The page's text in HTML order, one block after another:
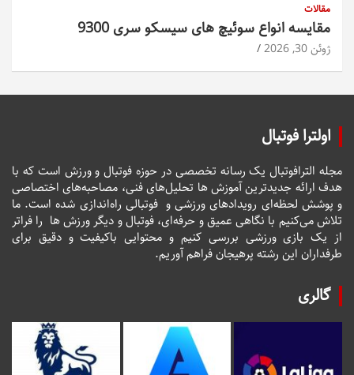
مقالات
مقایسه انواع سوئیچ های سیسکو سری 9300
ژوئن 30, 2026
اولترا فوتبال
مجله الترافوتبال یک رسانه تخصصی در حوزه فوتبال و ورزش است که با
هدف ارائه جدیدترین آموزش ها تحلیل‌های فنی، مصاحبه‌های اختصاصی
و پوشش لحظه‌ای رویدادهای ورزشی و فوتبالی راه‌اندازی شده است. ما
تلاش می‌کنیم با نگاهی عمیق و حرفه‌ای، فوتبال و دیگر ورزش ها را فراتر
از یک بازی ورزشی بررسی کنیم و محتوایی باکیفیت و دقیق برای
طرفداران این رشته پرهیجان فراهم آوریم.
گالری